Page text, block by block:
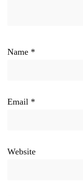
Name *
Email *
Website